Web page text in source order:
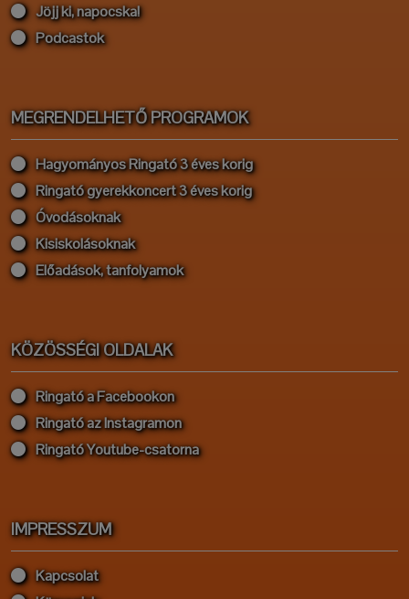
Jöjj ki, napocska!
Podcastok
MEGRENDELHETŐ PROGRAMOK
Hagyományos Ringató 3 éves korig
Ringató gyerekkoncert 3 éves korig
Óvodásoknak
Kisiskolásoknak
Előadások, tanfolyamok
KÖZÖSSÉGI OLDALAK
Ringató a Facebookon
Ringató az Instagramon
Ringató Youtube-csatorna
IMPRESSZUM
Kapcsolat